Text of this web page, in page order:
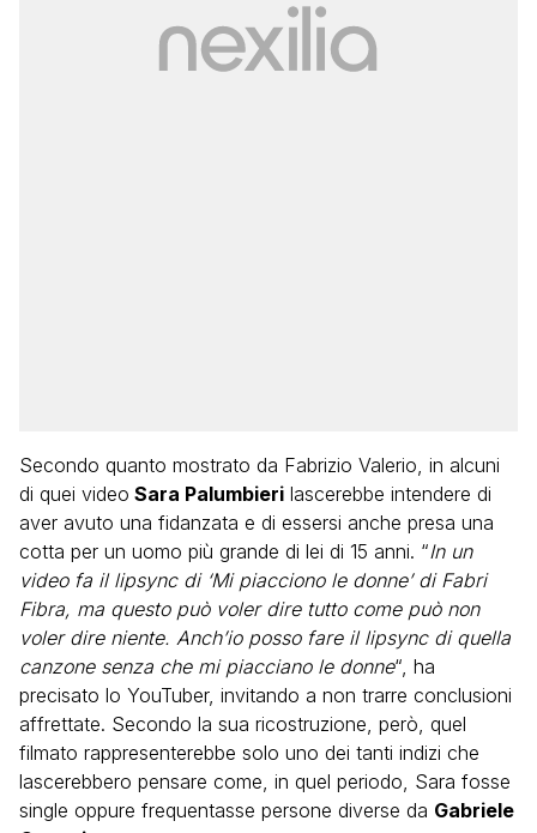
Secondo quanto mostrato da Fabrizio Valerio, in alcuni
di quei video Sara Palumbieri lascerebbe intendere di
aver avuto una fidanzata e di essersi anche presa una
cotta per un uomo più grande di lei di 15 anni. “In un
video fa il lipsync di ‘Mi piacciono le donne’ di Fabri
Fibra, ma questo può voler dire tutto come può non
voler dire niente. Anch’io posso fare il lipsync di quella
canzone senza che mi piacciano le donne“, ha
precisato lo YouTuber, invitando a non trarre conclusioni
affrettate. Secondo la sua ricostruzione, però, quel
filmato rappresenterebbe solo uno dei tanti indizi che
lascerebbero pensare come, in quel periodo, Sara fosse
single oppure frequentasse persone diverse da Gabriele